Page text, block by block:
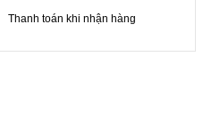
Thanh toán khi nhận hàng